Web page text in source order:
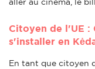
Citoyen de l'UE :
s'installer en
En tant que citoyen